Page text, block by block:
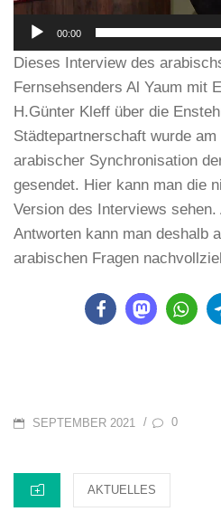
00:00
Dieses Interview des
Fernsehsenders Al Yaum mit
H.Günter Kleff über die
Städtepartnerschaft wurde
arabischer Synchronisation
gesendet. Hier kann man die
Version des Interviews
Antworten kann man deshalb
arabischen Fragen
POSTED
SEPTEMBER 2021 / 0
CATEGORIES
AKTUELLES